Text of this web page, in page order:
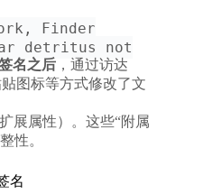
Finder
detritus not
名之后 ，通过访达
贴图标等方式修改了文
扩展属性）。这些“附属
性。
名